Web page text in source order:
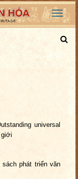
universal
giới
sáchphát triển văn